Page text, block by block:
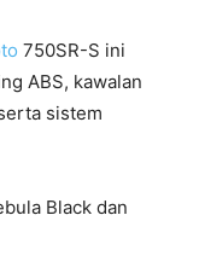
750SR-S ini
ABS, kawalan
sistem
Black dan